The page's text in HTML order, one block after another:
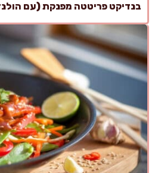
בנדיקט פריטטה מפנקת (עם